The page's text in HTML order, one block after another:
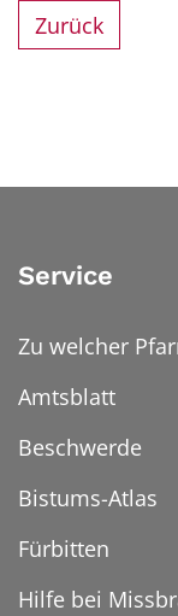
Zurück
Service
Zu welcher
Amtsblatt
Beschwerde
Bistums-Atlas
Fürbitten
Hilfe bei